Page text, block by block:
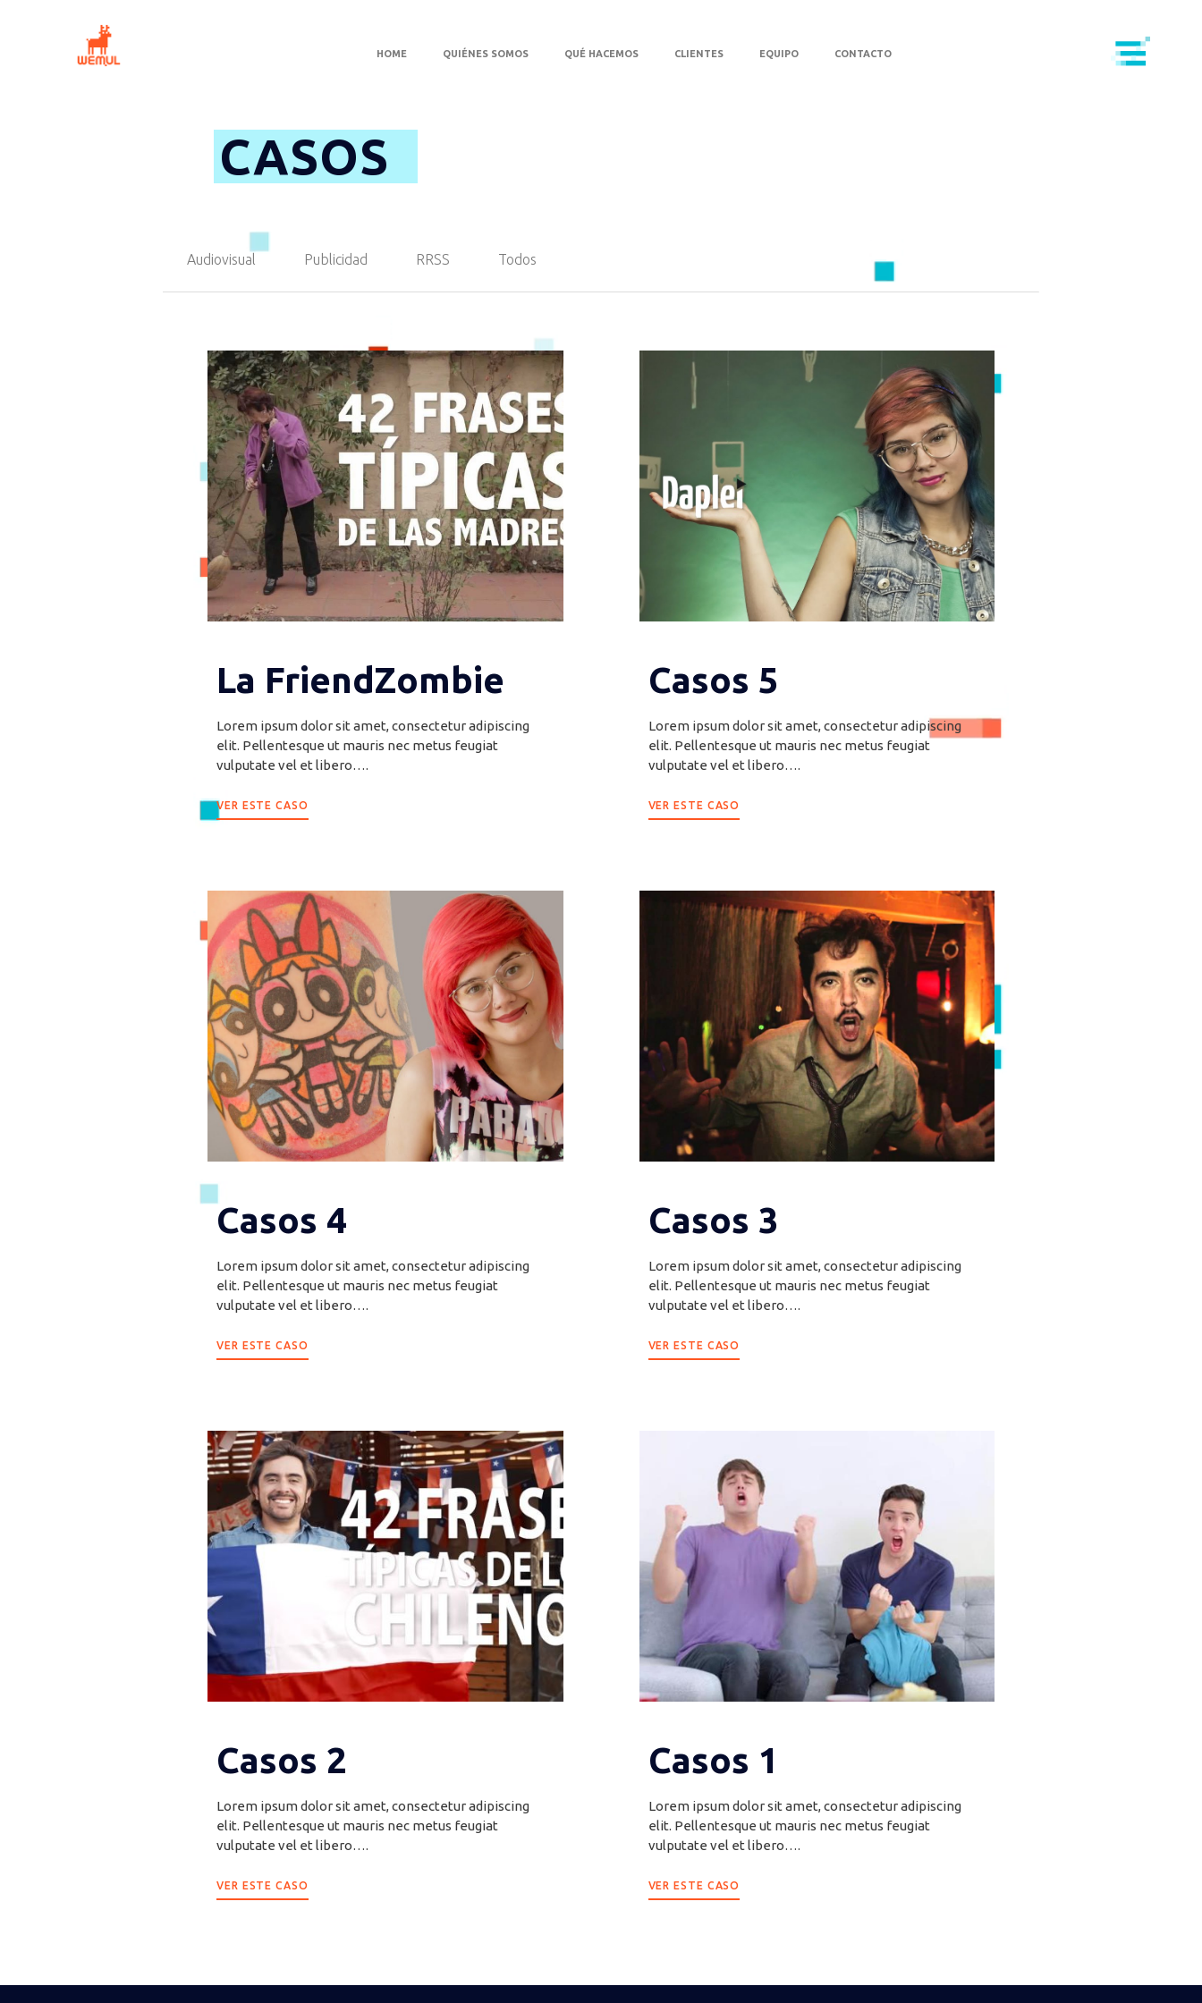
HOME QUIÉNES SOMOS QUÉ HACEMOS CLIENTES EQUIPO CONTACTO
CASOS
Audiovisual Publicidad RRSS Todos
La FriendZombie
Lorem ipsum dolor sit amet, consectetur adipiscing
elit. Pellentesque ut mauris nec metus feugiat
vulputate vel et libero….
VER ESTE CASO
Casos 5
Lorem ipsum dolor sit amet, consectetur adipiscing
elit. Pellentesque ut mauris nec metus feugiat
vulputate vel et libero….
VER ESTE CASO
Casos 4
Lorem ipsum dolor sit amet, consectetur adipiscing
elit. Pellentesque ut mauris nec metus feugiat
vulputate vel et libero….
VER ESTE CASO
Casos 3
Lorem ipsum dolor sit amet, consectetur adipiscing
elit. Pellentesque ut mauris nec metus feugiat
vulputate vel et libero….
VER ESTE CASO
Casos 2
Lorem ipsum dolor sit amet, consectetur adipiscing
elit. Pellentesque ut mauris nec metus feugiat
vulputate vel et libero….
VER ESTE CASO
Casos 1
Lorem ipsum dolor sit amet, consectetur adipiscing
elit. Pellentesque ut mauris nec metus feugiat
vulputate vel et libero….
VER ESTE CASO